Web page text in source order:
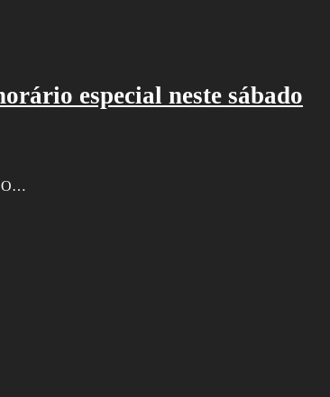
especial neste sábado
O…